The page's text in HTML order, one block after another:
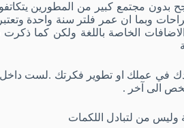
بدون مجتمع كبير من المطورين
وبما ان عمر فلتر سنة واحدة
الخاصة باللغة ولكن كما ذكرت
في عملك او تطوير فكرتك .لست داخل
الى آخر .
وليس من لتبادل اللكمات